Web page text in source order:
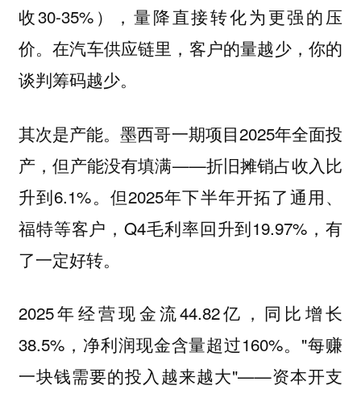
收30-35%），量降直接转化为更强的压
价。在汽车供应链里，客户的量越少，你的
谈判筹码越少。
其次是产能。墨西哥一期项目2025年全面投
产，但产能没有填满——折旧摊销占收入比
升到6.1%。但2025年下半年开拓了通用、
福特等客户，Q4毛利率回升到19.97%，有
了一定好转。
2025年经营现金流44.82亿，同比增长
38.5%，净利润现金含量超过160%。"每赚
一块钱需要的投入越来越大"——资本开支